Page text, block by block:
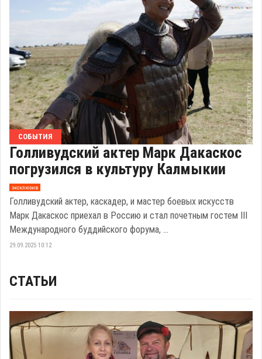
СОБЫТИЯ
Голливудский актер Марк Дакаскос
погрузился в культуру Калмыкии
эксклюзив
Голливудский актер, каскадер, и мастер боевых искусств
Марк Дакаскос приехал в Россию и стал почетным гостем III
Международного буддийского форума, ...
29.09.2025 10:12
СТАТЬИ